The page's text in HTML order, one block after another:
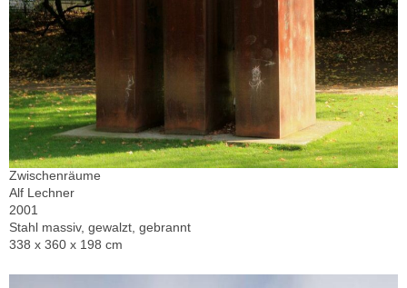
Zwischenräume
Alf Lechner
2001
Stahl massiv, gewalzt, gebrannt
338 x 360 x 198 cm